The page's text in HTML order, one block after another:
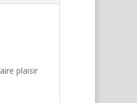
plaisir